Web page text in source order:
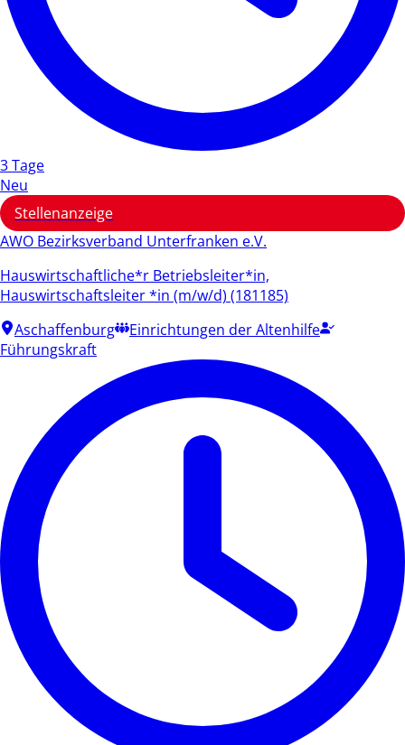
3 Tage
Neu
Stellenanzeige
AWO Bezirksverband Unterfranken e.V.
Hauswirtschaftliche*r Betriebsleiter*in,
Hauswirtschaftsleiter *in (m/w/d) (181185)
Aschaffenburg
Einrichtungen der Altenhilfe
Führungskraft